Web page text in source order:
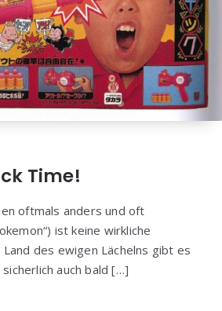
Time!
oftmals anders und oft
ist keine wirkliche
des ewigen Lächelns gibt es
auch bald […]